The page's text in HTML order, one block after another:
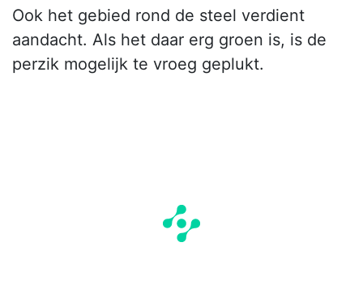
Ook het gebied rond de steel verdient
aandacht. Als het daar erg groen is, is de
perzik mogelijk te vroeg geplukt.